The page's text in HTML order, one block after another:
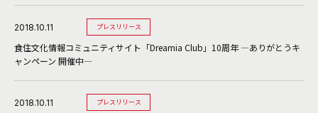
2018.10.11 プレスリリース
食住文化情報コミュニティサイト「Dreamia Club」10周年 ―ありがとうキ
ャンペーン 開催中―
2018.10.11 プレスリリース